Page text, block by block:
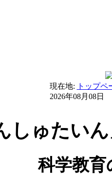
現在地:
トップペ
2026年08月08日
しゅたい
科学教育